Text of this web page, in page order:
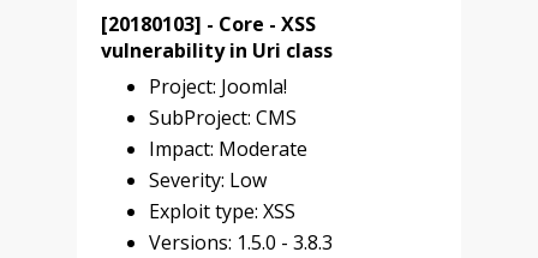
[20180103] - Core - XSS
vulnerability in Uri class
Project: Joomla!
SubProject: CMS
Impact: Moderate
Severity: Low
Exploit type: XSS
Versions: 1.5.0 - 3.8.3